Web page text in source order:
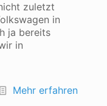
zuletzt
in
ja bereits
in
Mehr erfahren